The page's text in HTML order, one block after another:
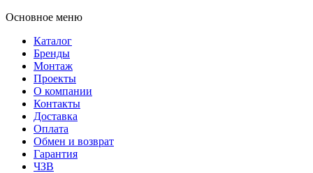
Основное меню
Каталог
Бренды
Монтаж
Проекты
О компании
Контакты
Доставка
Оплата
Обмен и возврат
Гарантия
ЧЗВ